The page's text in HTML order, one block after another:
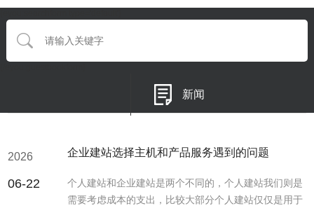
新闻
2026
06-22
企业建站选择主机和产品服务遇到的问题
个人建站和企业建站是两个不同的，个人建站我们则是
需要考虑成本的支出，比较大部分个人建站仅仅是用于